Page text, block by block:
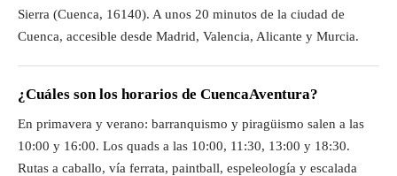
Sierra (Cuenca, 16140). A unos 20 minutos de la ciudad de
Cuenca, accesible desde Madrid, Valencia, Alicante y Murcia.
¿Cuáles son los horarios de CuencaAventura?
En primavera y verano: barranquismo y piragüismo salen a las
10:00 y 16:00. Los quads a las 10:00, 11:30, 13:00 y 18:30.
Rutas a caballo, vía ferrata, paintball, espeleología y escalada